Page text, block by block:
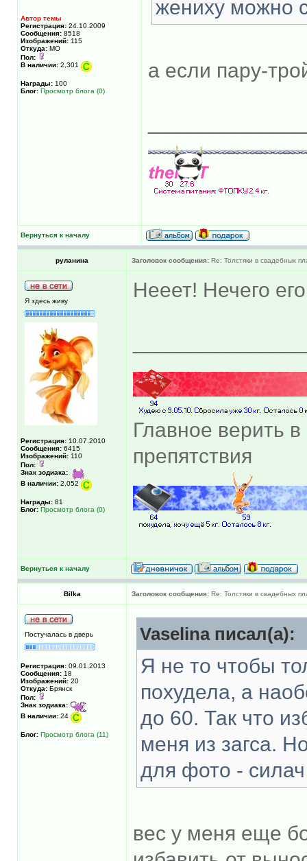
Автор темы
Регистрация: 24.10.2009
Сообщения: 8518
Изображений: 115
Откуда: МО
Пол:
В наличии: 2,301
Награды: 100
Блог: Просмотр блога (0)
жениху можно
а если пару-
Вернуться к началу
руланина Заголовок сообщения: Re: Толстяки в свадебных
Я здесь живу
Регистрация: 10.07.2010
Сообщения: 6415
Изображений: 110
Пол:
Знак зодиака:
В наличии: 2,052
Награды: 81
Блог: Просмотр блога (0)
Нееет! Нечего
Главное верить
препятствия
Вернуться к началу
Bilka Заголовок сообщения: Re: Толстяки в свадебных
Постучалась в дверь
Регистрация: 09.01.2013
Сообщения: 18
Изображений: 20
Откуда: Брянск
Пол:
Знак зодиака:
В наличии: 24
Блог: Просмотр блога (11)
Vaselina писал(а):
Я не то чтобы
похудела, а
до 60. Так что
меня из загса.
для фото -
вес у меня еще